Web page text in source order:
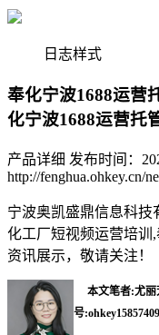
日志样式
奉化宁波1688运营
化宁波1688运营托
产品详细 发布时间：
http://fenghua.ohkey.cn/
宁波奥凯盛鼎信息科技
化工厂短视频运营培训
资讯展示，敬请关注！
本文笔者:尤丽
号